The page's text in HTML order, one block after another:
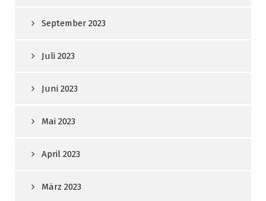
September 2023
Juli 2023
Juni 2023
Mai 2023
April 2023
März 2023